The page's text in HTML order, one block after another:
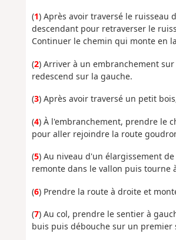
(1) Après avoir traversé le
descendant pour retraverser le
Continuer le chemin qui monte en
(2) Arriver à un embranchement
redescend sur la gauche.
(3) Après avoir traversé un petit
(4) À l'embranchement, prendre le
pour aller rejoindre la route
(5) Au niveau d'un élargissement
remonte dans le vallon puis tourne
(6) Prendre la route à droite et
(7) Au col, prendre le sentier à
buis puis débouche sur un premier